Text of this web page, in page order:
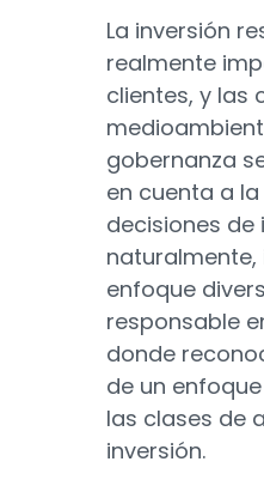
La inversión
realmente
clientes, y las
gobernanza
en cuenta a
decisiones de
naturalmente,
enfoque
responsable
donde
de un
las clases de
inversión.